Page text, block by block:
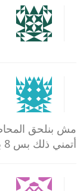
مش بنلحق
أتمني ذلك بس 8 بدري أوي ومش بنلحق أي حاجه